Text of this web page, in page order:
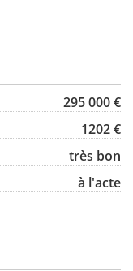
295 000 €
1202 €
très bon
à l'acte